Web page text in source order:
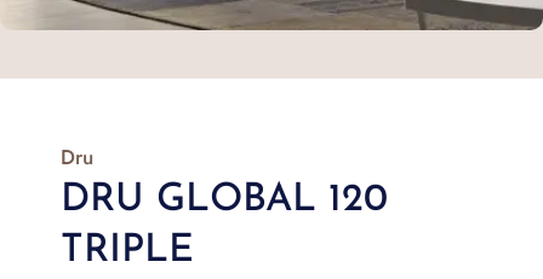
Dru
DRU GLOBAL 120
TRIPLE